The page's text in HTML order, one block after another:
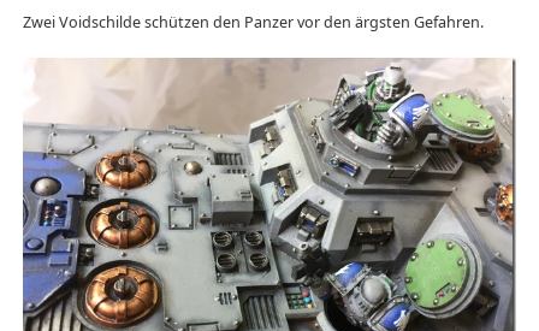
Zwei Voidschilde schützen den Panzer vor den ärgsten Gefahren.